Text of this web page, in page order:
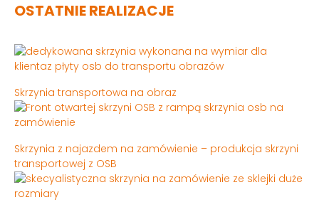
OSTATNIE REALIZACJE
Skrzynia transportowa na obraz
Skrzynia z najazdem na zamówienie – produkcja skrzyni
transportowej z OSB